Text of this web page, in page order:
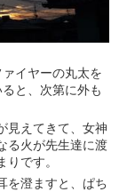
イヤーの丸太を
と、次第に外も
見えてきて、女神
る火が先生達に渡
です。
を澄ますと、ぱち